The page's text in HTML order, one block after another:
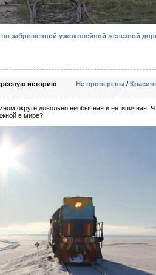
заброшенной узкоколейной железной
Не проверены /
историю
округе довольно необычная и нетипичная.
в мире?